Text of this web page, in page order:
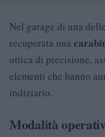
Nel garage di una
recuperata una
ottica di precisione,
elementi che hanno
indiziario.
Modalità